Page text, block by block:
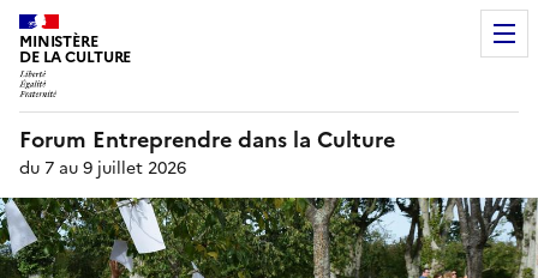
MINISTÈRE
DE LA CULTURE
Forum Entreprendre dans la Culture
du 7 au 9 juillet 2026